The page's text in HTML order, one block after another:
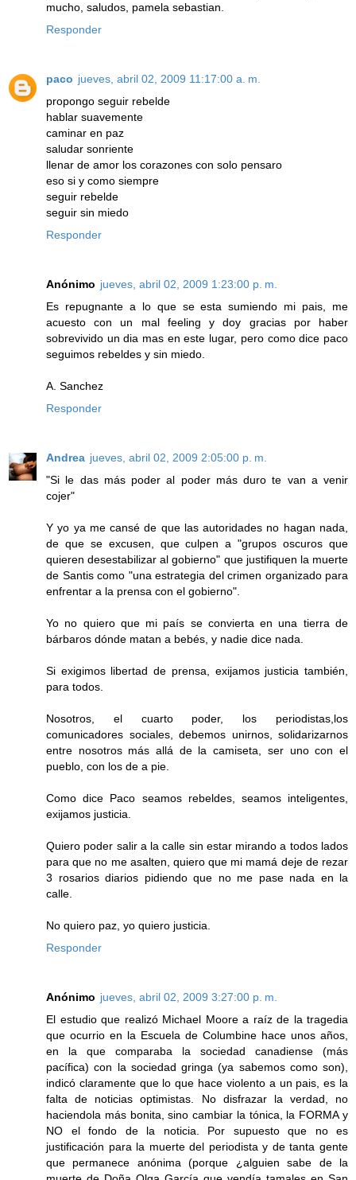
mucho, saludos, pamela sebastian.
Responder
paco jueves, abril 02, 2009 11:17:00 a. m.
propongo seguir rebelde
hablar suavemente
caminar en paz
saludar sonriente
llenar de amor los corazones con solo pensaro
eso si y como siempre
seguir rebelde
seguir sin miedo
Responder
Anónimo jueves, abril 02, 2009 1:23:00 p. m.
Es repugnante a lo que se esta sumiendo mi pais, me
acuesto con un mal feeling y doy gracias por haber
sobrevivido un dia mas en este lugar, pero como dice paco
seguimos rebeldes y sin miedo.
A. Sanchez
Responder
Andrea jueves, abril 02, 2009 2:05:00 p. m.
"Si le das más poder al poder más duro te van a venir
cojer"
Y yo ya me cansé de que las autoridades no hagan nada,
de que se excusen, que culpen a "grupos oscuros que
quieren desestabilizar al gobierno" que justifiquen la muerte
de Santis como "una estrategia del crimen organizado para
enfrentar a la prensa con el gobierno".
Yo no quiero que mi país se convierta en una tierra de
bárbaros dónde matan a bebés, y nadie dice nada.
Si exigimos libertad de prensa, exijamos justicia también,
para todos.
Nosotros, el cuarto poder, los periodistas,los
comunicadores sociales, debemos unirnos, solidarizarnos
entre nosotros más allá de la camiseta, ser uno con el
pueblo, con los de a pie.
Como dice Paco seamos rebeldes, seamos inteligentes,
exijamos justicia.
Quiero poder salir a la calle sin estar mirando a todos lados
para que no me asalten, quiero que mi mamá deje de rezar
3 rosarios diarios pidiendo que no me pase nada en la
calle.
No quiero paz, yo quiero justicia.
Responder
Anónimo jueves, abril 02, 2009 3:27:00 p. m.
El estudio que realizó Michael Moore a raíz de la tragedia
que ocurrio en la Escuela de Columbine hace unos años,
en la que comparaba la sociedad canadiense (más
pacífica) con la sociedad gringa (ya sabemos como son),
indicó claramente que lo que hace violento a un pais, es la
falta de noticias optimistas. No disfrazar la verdad, no
haciendola más bonita, sino cambiar la tónica, la FORMA y
NO el fondo de la noticia. Por supuesto que no es
justificación para la muerte del periodista y de tanta gente
que permanece anónima (porque ¿alguien sabe de la